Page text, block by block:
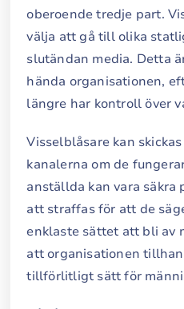
oberoende tredje part.
välja att gå till olika
slutändan media. Detta
hända organisationen,
längre har kontroll över
Visselblåsare kan
kanalerna om de
anställda kan vara säkra
att straffas för att de
enklaste sättet att bli av
att organisationen
tillförlitligt sätt för